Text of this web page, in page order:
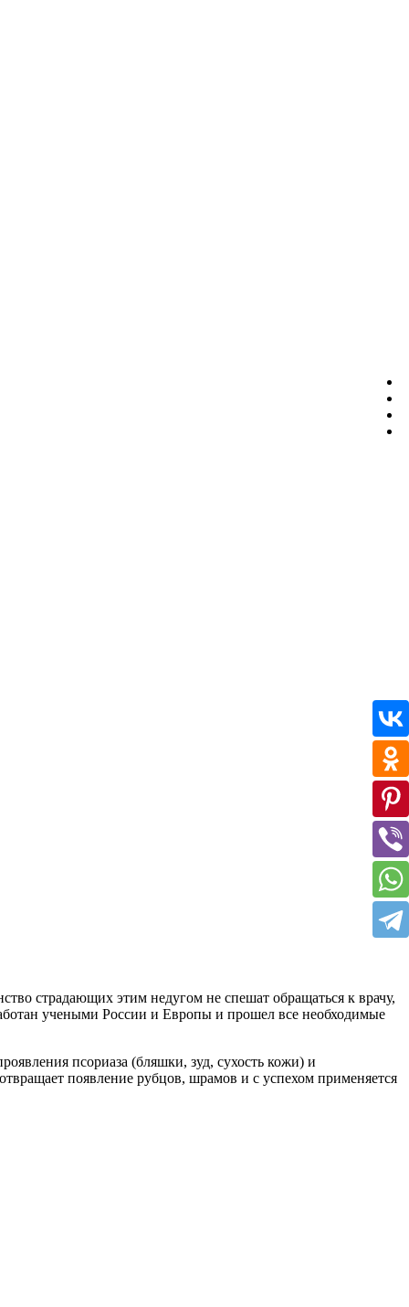
страдающих этим недугом не спешат обращаться к врачу,
учеными России и Европы и прошел все необходимые
псориаза (бляшки, зуд, сухость кожи) и
появление рубцов, шрамов и с успехом применяется